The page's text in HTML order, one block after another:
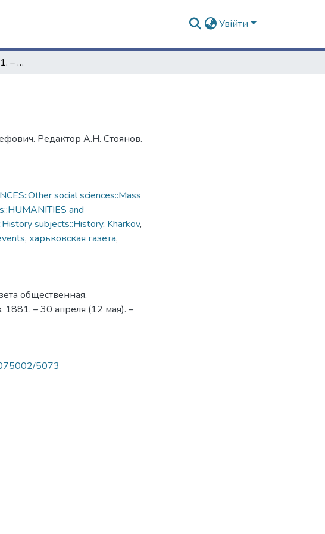
Увійти
Южный край. – 1881. – 30 апреля (№ 112)
Редактор А.Н. Стоянов.
social sciences::Mass
and
subjects::History, Kharkov,
, харьковская газета,
общественная,
1881. – 30 апреля (12 мая). –
5073